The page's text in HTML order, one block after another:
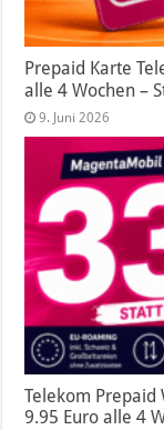
Prepaid Karte
alle 4 Wochen –
9. Juni 2026
Telekom Prepaid
9.95 Euro alle 4